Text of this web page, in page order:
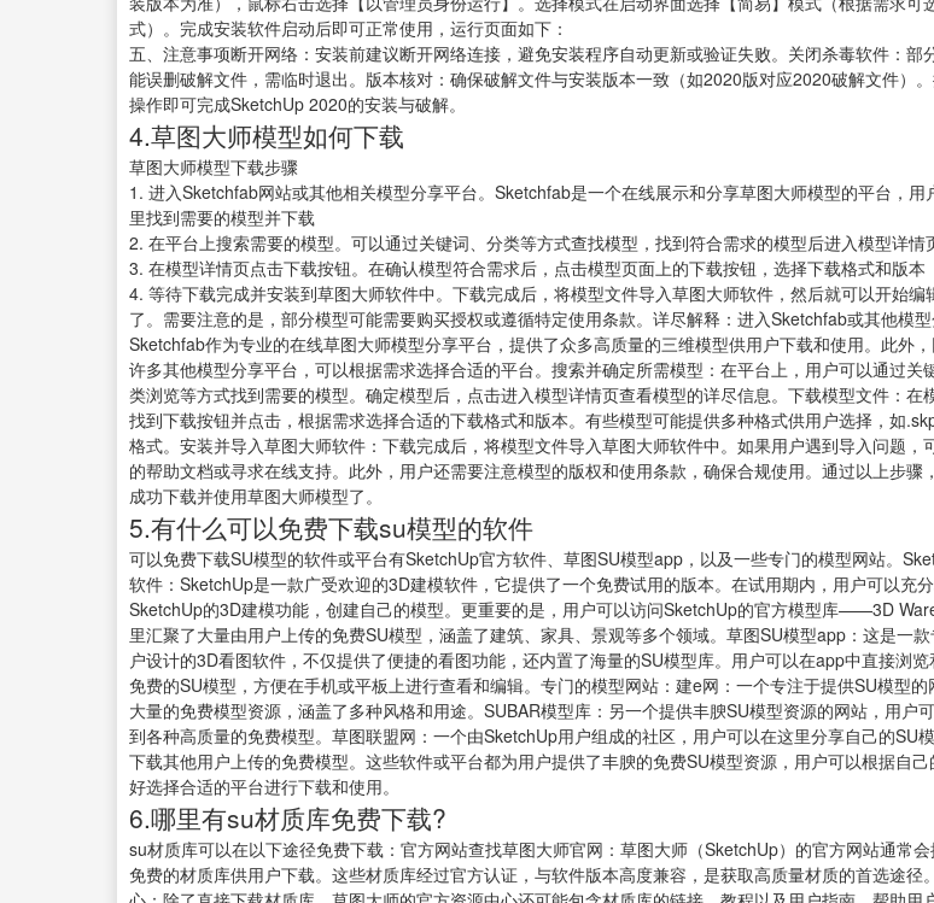
式）。完成安装软件启动后即可正常使用，运行页面如下：
五、注意事项断开网络：安装前建议断开网络连接，避免安装程序自动更新或验证失败。关闭杀毒软件：部
能误删破解文件，需临时退出。版本核对：确保破解文件与安装版本一致（如2020版对应2020破解文件）
操作即可完成SketchUp 2020的安装与破解。
4.草图大师模型如何下载
草图大师模型下载步骤
1. 进入Sketchfab网站或其他相关模型分享平台。Sketchfab是一个在线展示和分享草图大师模型的平台，用
里找到需要的模型并下载
2. 在平台上搜索需要的模型。可以通过关键词、分类等方式查找模型，找到符合需求的模型后进入模型详情
3. 在模型详情页点击下载按钮。在确认模型符合需求后，点击模型页面上的下载按钮，选择下载格式和版本
4. 等待下载完成并安装到草图大师软件中。下载完成后，将模型文件导入草图大师软件，然后就可以开始编
了。需要注意的是，部分模型可能需要购买授权或遵循特定使用条款。详尽解释：进入Sketchfab或其他模型
Sketchfab作为专业的在线草图大师模型分享平台，提供了众多高质量的三维模型供用户下载和使用。此外
许多其他模型分享平台，可以根据需求选择合适的平台。搜索并确定所需模型：在平台上，用户可以通过关
类浏览等方式找到需要的模型。确定模型后，点击进入模型详情页查看模型的详尽信息。下载模型文件：在
找到下载按钮并点击，根据需求选择合适的下载格式和版本。有些模型可能提供多种格式供用户选择，如
格式。安装并导入草图大师软件：下载完成后，将模型文件导入草图大师软件中。如果用户遇到导入问题，
的帮助文档或寻求在线支持。此外，用户还需要注意模型的版权和使用条款，确保合规使用。通过以上步骤
成功下载并使用草图大师模型了。
5.有什么可以免费下载su模型的软件
可以免费下载SU模型的软件或平台有SketchUp官方软件、草图SU模型app，以及一些专门的模型网站。
软件：SketchUp是一款广受欢迎的3D建模软件，它提供了一个免费试用的版本。在试用期内，用户可以充
SketchUp的3D建模功能，创建自己的模型。更重要的是，用户可以访问SketchUp的官方模型库——3D
里汇聚了大量由用户上传的免费SU模型，涵盖了建筑、家具、景观等多个领域。草图SU模型app：这是一
户设计的3D看图软件，不仅提供了便捷的看图功能，还内置了海量的SU模型库。用户可以在app中直接浏
免费的SU模型，方便在手机或平板上进行查看和编辑。专门的模型网站：建e网：一个专注于提供SU模型的
大量的免费模型资源，涵盖了多种风格和用途。SUBAR模型库：另一个提供丰腴SU模型资源的网站，用户
到各种高质量的免费模型。草图联盟网：一个由SketchUp用户组成的社区，用户可以在这里分享自己的SU
下载其他用户上传的免费模型。这些软件或平台都为用户提供了丰腴的免费SU模型资源，用户可以根据自己
好选择合适的平台进行下载和使用。
6.哪里有su材质库免费下载?
su材质库可以在以下途径免费下载：官方网站查找草图大师官网：草图大师（SketchUp）的官方网站通常
免费的材质库供用户下载。这些材质库经过官方认证，与软件版本高度兼容，是获取高质量材质的首选途径